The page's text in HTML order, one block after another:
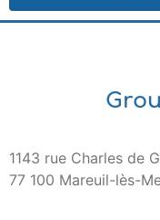
1143 rue Charles de
77 100 Mareuil-lès-